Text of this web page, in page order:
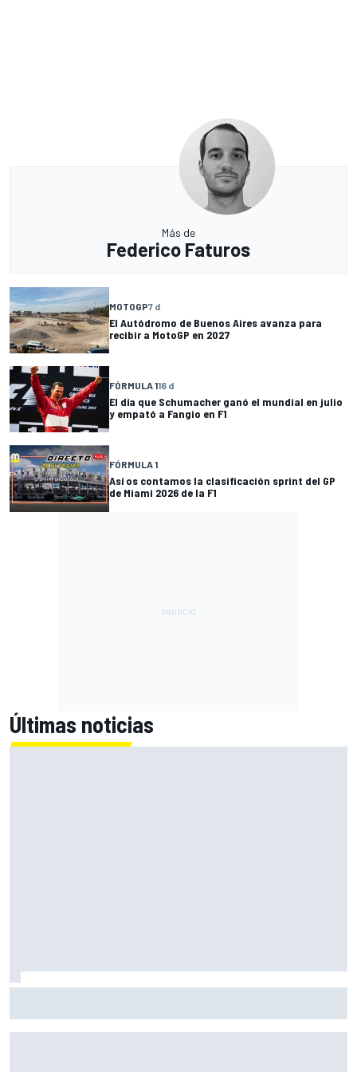
Más de
Federico Faturos
MOTOGP7 d
El Autódromo de Buenos Aires avanza para
recibir a MotoGP en 2027
FÓRMULA 116 d
El día que Schumacher ganó el mundial en julio
y empató a Fangio en F1
FÓRMULA 1
Así os contamos la clasificación sprint del GP
de Miami 2026 de la F1
Últimas noticias